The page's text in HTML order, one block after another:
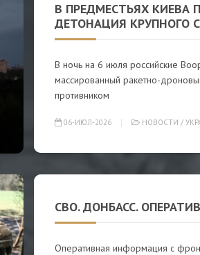
В ПРЕДМЕСТЬЯХ КИЕВА
ДЕТОНАЦИЯ КРУПНОГО
В ночь на 6 июля российские
массированный ракетно-
противником
06-ИЮЛ-2026 НОВОСТИ /
СВО. ДОНБАСС.
Оперативная информация с